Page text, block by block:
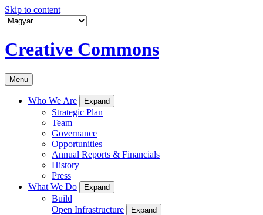
Skip to content
Creative Commons
Menu
Who We Are Expand
Strategic Plan
Team
Governance
Opportunities
Annual Reports & Financials
History
Press
What We Do
Expand
Build
Open Infrastructure
Expand